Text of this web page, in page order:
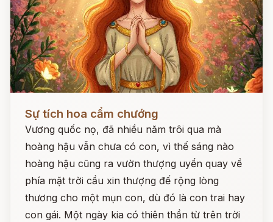
Sự tích hoa cẩm chướng
Vương quốc nọ, đã nhiều năm trôi qua mà
hoàng hậu vẫn chưa có con, vì thế sáng nào
hoàng hậu cũng ra vườn thượng uyển quay về
phía mặt trời cầu xin thượng đế rộng lòng
thương cho một mụn con, dù đó là con trai hay
con gái. Một ngày kia có thiên thần từ trên trời